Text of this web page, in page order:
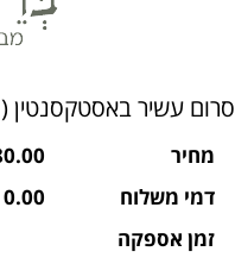
סרום עשיר באסטקסנטין
מחיר
דמי משלוח
0.00
זמן אספקה